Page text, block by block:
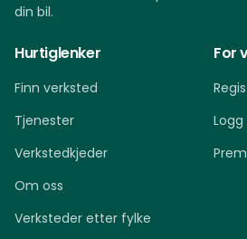
din bil.
Hurtiglenker
Finn verksted
Tjenester
Verkstedkjeder
Om oss
Verksteder etter fylke
For
Logg